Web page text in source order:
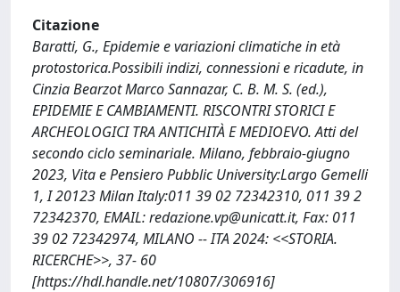
Citazione
Baratti, G., Epidemie e variazioni climatiche in età
protostorica.Possibili indizi, connessioni e ricadute, in
Cinzia Bearzot Marco Sannazar, C. B. M. S. (ed.),
EPIDEMIE E CAMBIAMENTI. RISCONTRI STORICI E
ARCHEOLOGICI TRA ANTICHITÀ E MEDIOEVO. Atti del
secondo ciclo seminariale. Milano, febbraio-giugno
2023, Vita e Pensiero Pubblic University:Largo Gemelli
1, I 20123 Milan Italy:011 39 02 72342310, 011 39 2
72342370, EMAIL:redazione.vp@unicatt.it, Fax: 011
39 02 72342974, MILANO -- ITA 2024: <<STORIA.
RICERCHE>>, 37- 60
[https://hdl.handle.net/10807/306916]